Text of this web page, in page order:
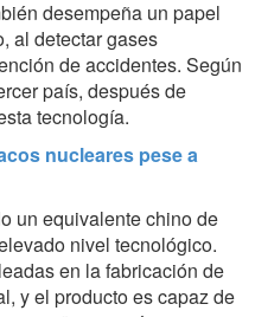
desempeña un papel
al detectar gases
de accidentes. Según
país, después de
tecnología.
nucleares pese a
un equivalente chino de
nivel tecnológico.
en la fabricación de
y el producto es capaz de